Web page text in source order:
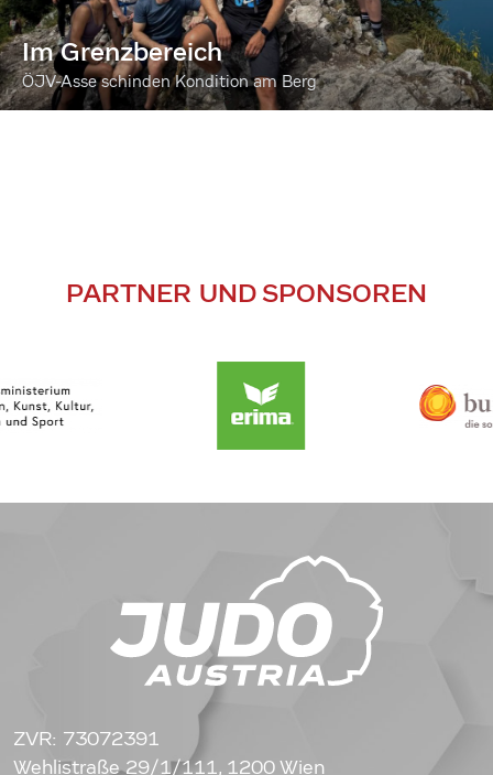
Im Grenzbereich
ÖJV-Asse schinden Kondition am Berg
PARTNER UND SPONSOREN
ZVR: 73072391
Wehlistraße 29/1/111, 1200 Wien